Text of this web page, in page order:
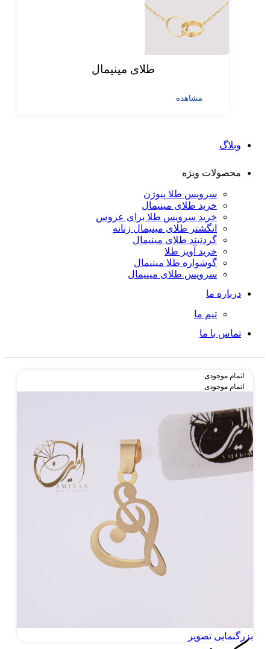
طلای مینیمال
مشاهده
وبلاگ
محصولات ویژه
سرویس طلا پیوژن
خرید طلای مینیمال
خرید سرویس طلا برای عروس
انگشتر طلای مینیمال زنانه
گردنبند طلای مینیمال
خرید آویز طلا
گوشواره طلا مینیمال
سرویس طلای مینیمال
درباره ما
تیم ما
تماس با ما
اتمام موجودی
اتمام موجودی
بزرگنمایی تصویر